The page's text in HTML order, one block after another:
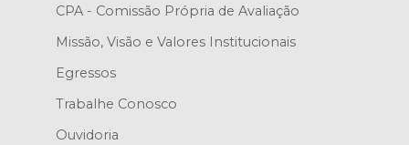
CPA - Comissão Própria de Avaliação
Missão, Visão e Valores Institucionais
Egressos
Trabalhe Conosco
Ouvidoria